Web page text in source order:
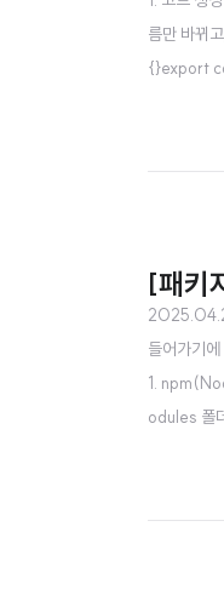
름만 바
{}export
[패키
들어가기
1.
odules 폴